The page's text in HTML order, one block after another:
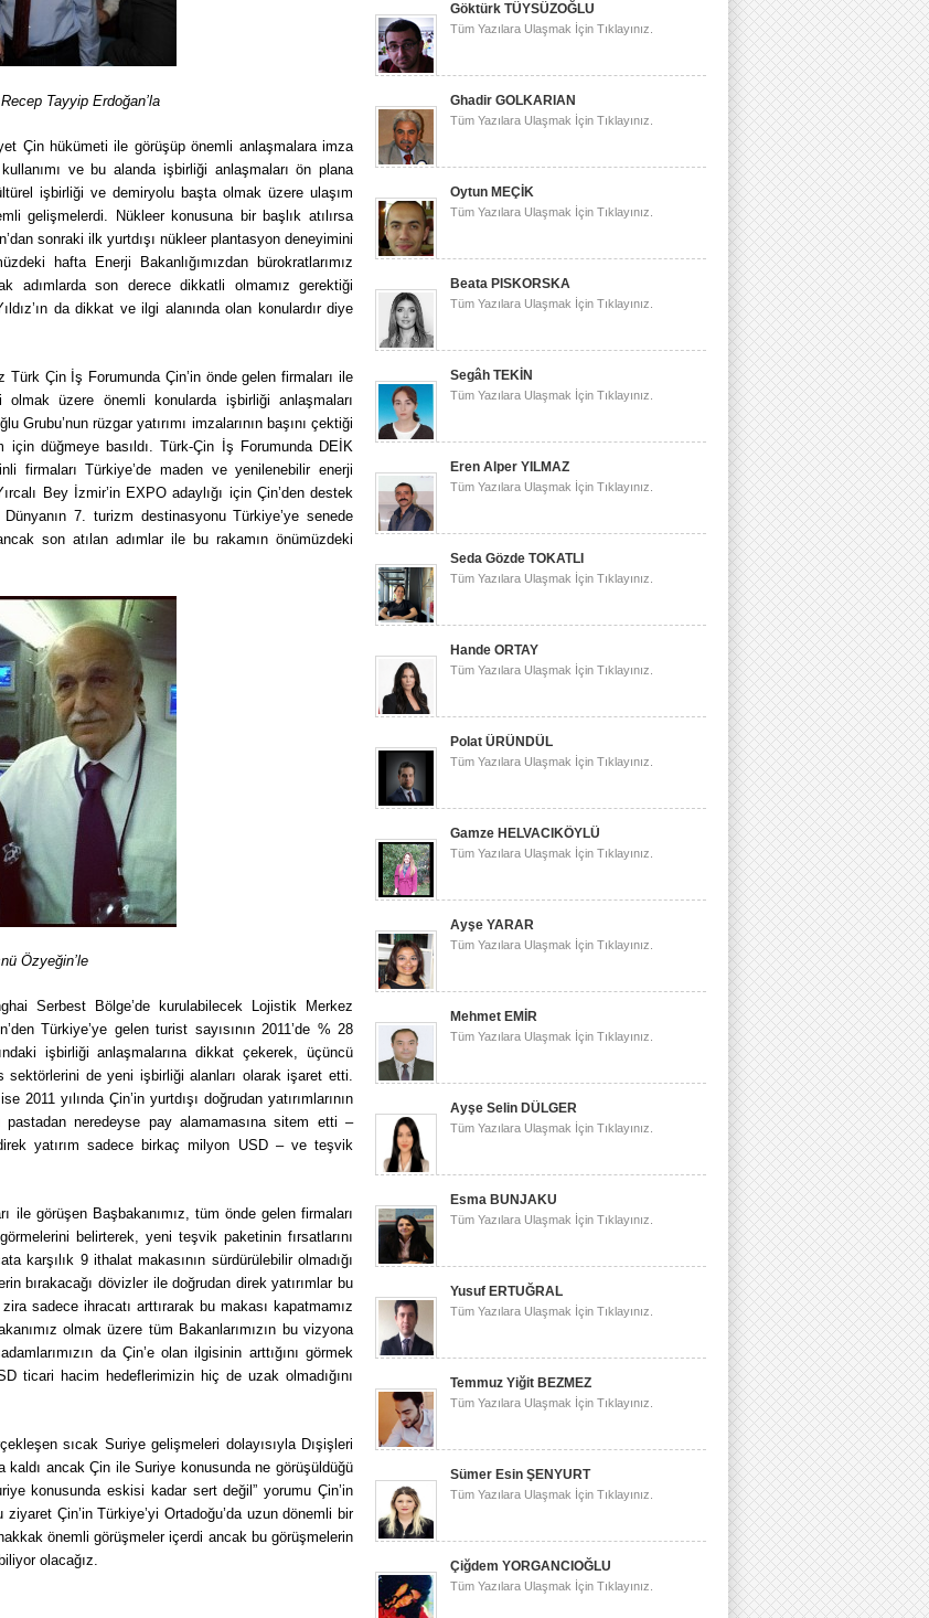
Tayyip Erdoğan’la
Çin hükümeti ile görüşüp önemli anlaşmalara imza
ve bu alanda işbirliği anlaşmaları ön plana
işbirliği ve demiryolu başta olmak üzere ulaşım
gelişmelerdi. Nükleer konusuna bir başlık atılırsa
sonraki ilk yurtdışı nükleer plantasyon deneyimini
hafta Enerji Bakanlığımızdan bürokratlarımız
adımlarda son derece dikkatli olmamız gerektiği
da dikkat ve ilgi alanında olan konulardır diye
Türk Çin İş Forumunda Çin’in önde gelen firmaları ile
üzere önemli konularda işbirliği anlaşmaları
Grubu’nun rüzgar yatırımı imzalarının başını çektiği
için düğmeye basıldı. Türk-Çin İş Forumunda DEİK
firmaları Türkiye’de maden ve yenilenebilir enerji
Bey İzmir’in EXPO adaylığı için Çin’den destek
7. turizm destinasyonu Türkiye’ye senede
son atılan adımlar ile bu rakamın önümüzdeki
Özyeğin’le
Serbest Bölge’de kurulabilecek Lojistik Merkez
Türkiye’ye gelen turist sayısının 2011’de % 28
işbirliği anlaşmalarına dikkat çekerek, üçüncü
de yeni işbirliği alanları olarak işaret etti.
yılında Çin’in yurtdışı doğrudan yatırımlarının
neredeyse pay alamamasına sitem etti –
yatırım sadece birkaç milyon USD – ve teşvik
ile görüşen Başbakanımız, tüm önde gelen firmaları
belirterek, yeni teşvik paketinin fırsatlarını
karşılık 9 ithalat makasının sürdürülebilir olmadığı
bırakacağı dövizler ile doğrudan direk yatırımlar bu
sadece ihracatı arttırarak bu makası kapatmamız
olmak üzere tüm Bakanlarımızın bu vizyona
da Çin’e olan ilgisinin arttığını görmek
ticari hacim hedeflerimizin hiç de uzak olmadığını
sıcak Suriye gelişmeleri dolayısıyla Dışişleri
kaldı ancak Çin ile Suriye konusunda ne görüşüldüğü
konusunda eskisi kadar sert değil” yorumu Çin’in
Çin’in Türkiye’yi Ortadoğu’da uzun dönemli bir
önemli görüşmeler içerdi ancak bu görüşmelerin
olacağız.
Göktürk TÜYSÜZOĞLU
Tüm Yazılara Ulaşmak İçin Tıklayınız.
Ghadir GOLKARIAN
Tüm Yazılara Ulaşmak İçin Tıklayınız.
Oytun MEÇİK
Tüm Yazılara Ulaşmak İçin Tıklayınız.
Beata PISKORSKA
Tüm Yazılara Ulaşmak İçin Tıklayınız.
Segâh TEKİN
Tüm Yazılara Ulaşmak İçin Tıklayınız.
Eren Alper YILMAZ
Tüm Yazılara Ulaşmak İçin Tıklayınız.
Seda Gözde TOKATLI
Tüm Yazılara Ulaşmak İçin Tıklayınız.
Hande ORTAY
Tüm Yazılara Ulaşmak İçin Tıklayınız.
Polat ÜRÜNDÜL
Tüm Yazılara Ulaşmak İçin Tıklayınız.
Gamze HELVACIKÖYLÜ
Tüm Yazılara Ulaşmak İçin Tıklayınız.
Ayşe YARAR
Tüm Yazılara Ulaşmak İçin Tıklayınız.
Mehmet EMİR
Tüm Yazılara Ulaşmak İçin Tıklayınız.
Ayşe Selin DÜLGER
Tüm Yazılara Ulaşmak İçin Tıklayınız.
Esma BUNJAKU
Tüm Yazılara Ulaşmak İçin Tıklayınız.
Yusuf ERTUĞRAL
Tüm Yazılara Ulaşmak İçin Tıklayınız.
Temmuz Yiğit BEZMEZ
Tüm Yazılara Ulaşmak İçin Tıklayınız.
Sümer Esin ŞENYURT
Tüm Yazılara Ulaşmak İçin Tıklayınız.
Çiğdem YORGANCIOĞLU
Tüm Yazılara Ulaşmak İçin Tıklayınız.